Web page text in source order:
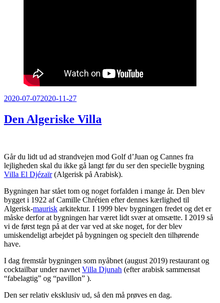
Udgivet
2020-07-072020-11-27
Den Algeriske Villa
Går du lidt ud ad strandvejen mod Golf d’Juan og Cannes fra
lejligheden skal du ikke gå langt før du ser den specielle bygning
Villa El Djézaïr(Algerisk på Arabisk).
Bygningen har stået tom og noget forfalden i mange år. Den blev
bygget i 1922 af Camille Chrétien efter dennes kærlighed til
Algerisk-maurisk arkitektur. I 1999 blev bygningen fredet og det er
måske derfor at bygningen har været lidt svær at omsætte. I 2019 så
vi de først tegn på at der var ved at ske noget, for der blev
umiskendeligt arbejdet på bygningen og specielt den tilhørende
have.
I dag fremstår bygningen som nyåbnet (august 2019) restaurant og
cocktailbar under navnet Villa Djunah (efter arabisk sammensat
“fabelagtig” og “pavillon” ).
Den ser relativ eksklusiv ud, så den må prøves en dag.